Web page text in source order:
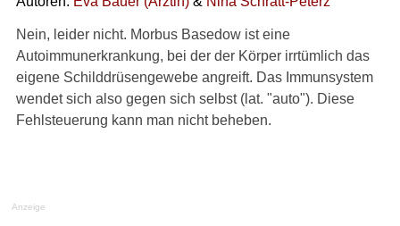
Nein, leider nicht. Morbus Basedow ist eine
Autoimmunerkrankung, bei der der Körper irrtümlich das
eigene Schilddrüsengewebe angreift. Das Immunsystem
wendet sich also gegen sich selbst (lat. "auto"). Diese
Fehlsteuerung kann man nicht beheben.
Anzeige
►
Medikamente
►
Gesundheitsthemen